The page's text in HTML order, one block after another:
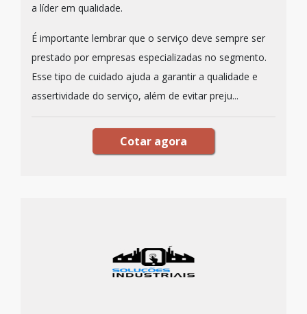
a líder em qualidade.
É importante lembrar que o serviço deve sempre ser
prestado por empresas especializadas no segmento.
Esse tipo de cuidado ajuda a garantir a qualidade e
assertividade do serviço, além de evitar preju...
Cotar agora